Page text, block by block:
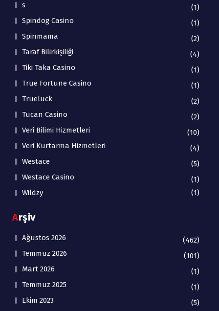
s
(1)
Spindog Casino
(1)
Spinmama
(2)
Taraf Bilirkişiliği
(4)
Tiki Taka Casino
(1)
True Fortune Casino
(1)
Trueluck
(2)
Tucan Casino
(2)
Veri Bilimi Hizmetleri
(10)
Veri Kurtarma Hizmetleri
(4)
Westace
(5)
Westace Casino
(1)
Wildzy
(1)
Arşiv
Ağustos 2026
(462)
Temmuz 2026
(101)
Mart 2026
(1)
Temmuz 2025
(1)
Ekim 2023
(5)